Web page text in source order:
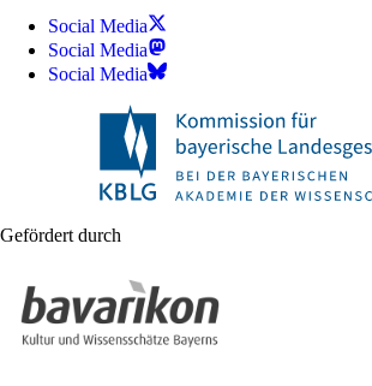
Social Media
Social Media
Social Media
Gefördert durch